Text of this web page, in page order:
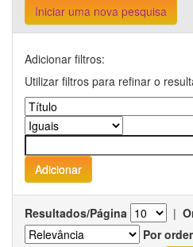
Iniciar uma nova pesquisa
Adicionar filtros:
Utilizar filtros para refinar o
Resultados/Página |
Por